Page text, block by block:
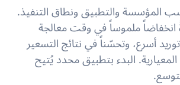
المؤسسة والتطبيق ونطاق التنفيذ.
ملموساً في وقت معالجة
أسرع، وتحسّناً في نتائج التسعير
البدء بتطبيق محدد يُتيح